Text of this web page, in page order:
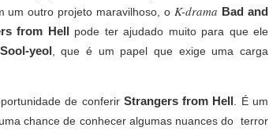
um outro projeto maravilhoso, o K-drama Bad and
from Hell pode ter ajudado muito para que ele
yeol , que é um papel que exige uma carga
de conferir Strangers from Hell . É um
chance de conhecer algumas nuances do terror